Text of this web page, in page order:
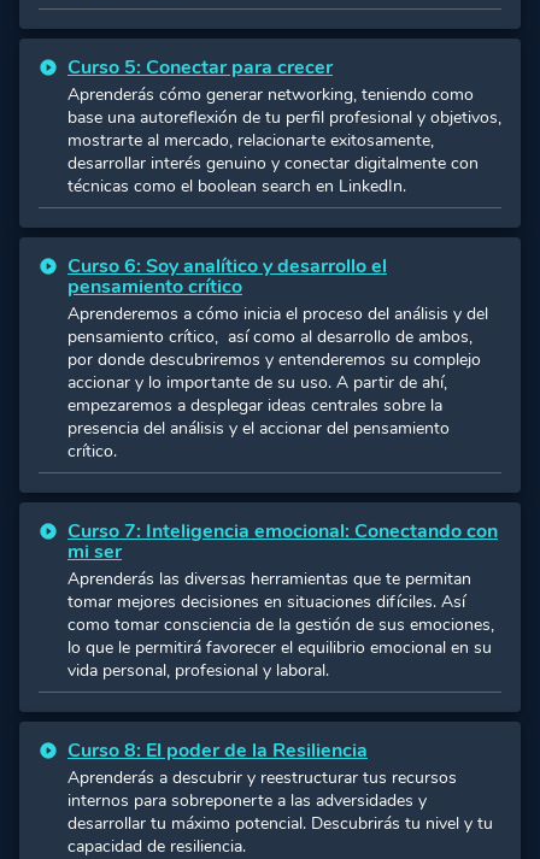
Curso 5: Conectar para crecer
Aprenderás cómo generar networking, teniendo como
base una autoreflexión de tu perfil profesional y objetivos,
mostrarte al mercado, relacionarte exitosamente,
desarrollar interés genuino y conectar digitalmente con
técnicas como el boolean search en LinkedIn.
Curso 6: Soy analítico y desarrollo el
pensamiento crítico
Aprenderemos a cómo inicia el proceso del análisis y del
pensamiento crítico, así como al desarrollo de ambos,
por donde descubriremos y entenderemos su complejo
accionar y lo importante de su uso. A partir de ahí,
empezaremos a desplegar ideas centrales sobre la
presencia del análisis y el accionar del pensamiento
crítico.
Curso 7: Inteligencia emocional: Conectando con
mi ser
Aprenderás las diversas herramientas que te permitan
tomar mejores decisiones en situaciones difíciles. Así
como tomar consciencia de la gestión de sus emociones,
lo que le permitirá favorecer el equilibrio emocional en su
vida personal, profesional y laboral.
Curso 8: El poder de la Resiliencia
Aprenderás a descubrir y reestructurar tus recursos
internos para sobreponerte a las adversidades y
desarrollar tu máximo potencial. Descubrirás tu nivel y tu
capacidad de resiliencia.